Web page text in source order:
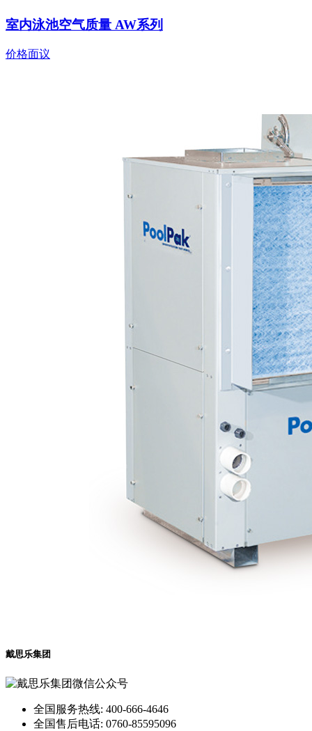
室内泳池空气质量 AW系列
价格面议
戴思乐集团
全国服务热线: 400-666-4646
全国售后电话: 0760-85595096